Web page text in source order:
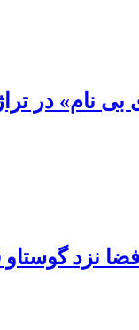
‏نام» در
نزد گوستاو